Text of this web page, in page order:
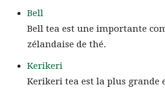
Bell
Bell tea est une importante
zélandaise de thé.
Kerikeri
Kerikeri tea est la plus grande